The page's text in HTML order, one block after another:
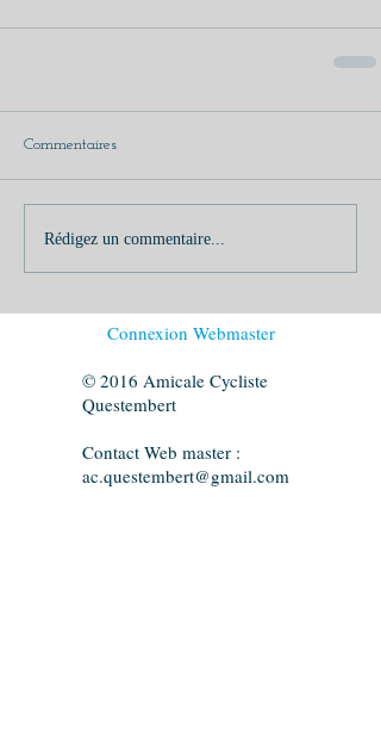
Commentaires
Rédigez un commentaire...
Connexion Webmaster
© 2016 Amicale Cycliste
Questembert
Contact Web master :
ac.questembert@gmail.com